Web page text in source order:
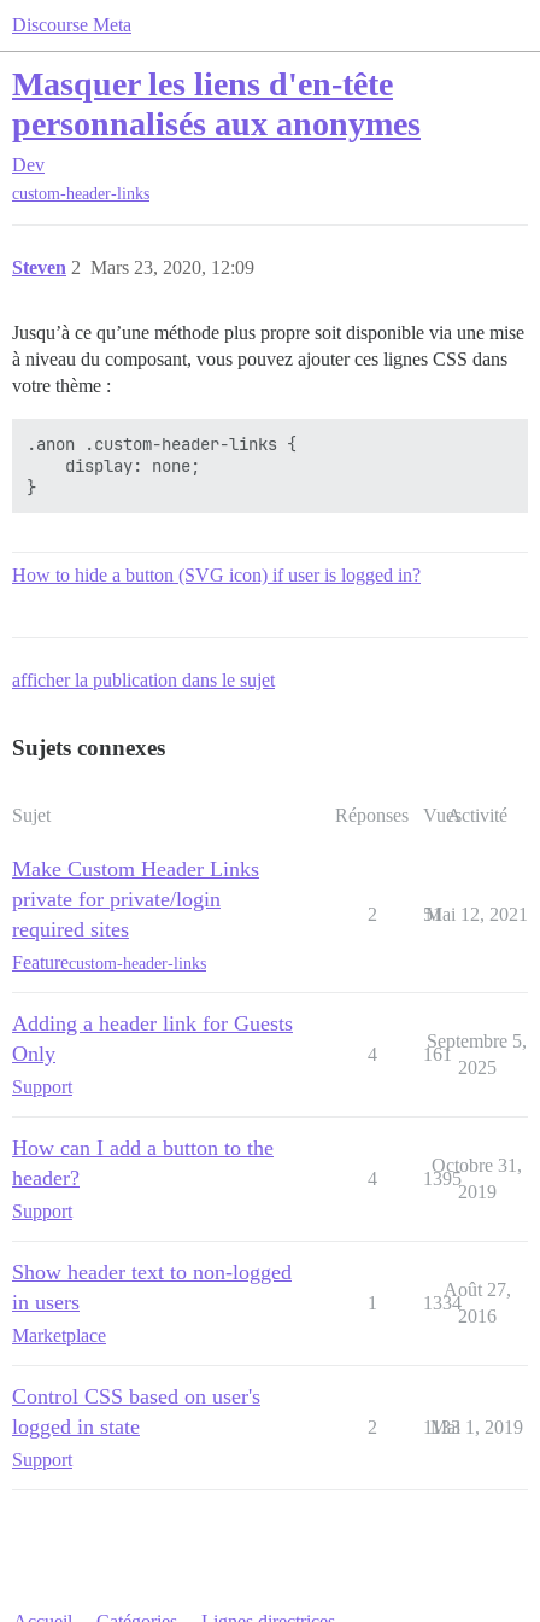
Discourse Meta
Masquer les liens d'en-tête
personnalisés aux anonymes
Dev
custom-header-links
Steven Mars 23, 2020, 12:09
2
Jusqu’à ce qu’une méthode plus propre soit disponible via une mise
à niveau du composant, vous pouvez ajouter ces lignes CSS dans
votre thème :
.anon .custom-header-links {
    display: none;
How to hide a button (SVG icon) if user is logged in?
afficher la publication dans le sujet
Sujets connexes
Sujet Réponses VuesActivité
Make Custom Header Links
private for private/login
required sites
Featurecustom-header-links
2 51
Mai 12, 2021
Adding a header link for Guests
Only
Support
4 161
Septembre 5,
2025
How can I add a button to the
header?
Support
4 1395
Octobre 31,
2019
Show header text to non-logged
in users
Marketplace
1 1334
Août 27,
2016
Control CSS based on user's
logged in state
Support
2 1133
Mai 1, 2019